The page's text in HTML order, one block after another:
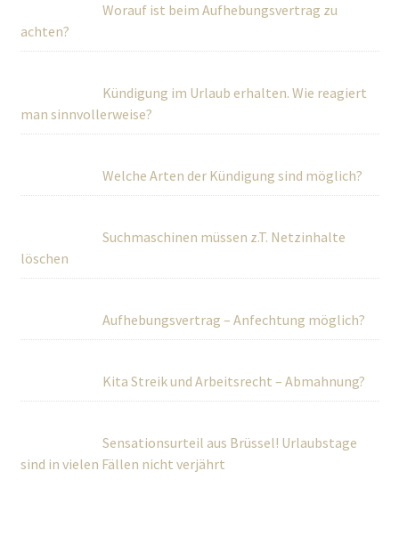
Worauf ist beim Aufhebungsvertrag zu
achten?
Kündigung im Urlaub erhalten. Wie reagiert
man sinnvollerweise?
Welche Arten der Kündigung sind möglich?
Suchmaschinen müssen z.T. Netzinhalte
löschen
Aufhebungsvertrag – Anfechtung möglich?
Kita Streik und Arbeitsrecht – Abmahnung?
Sensationsurteil aus Brüssel! Urlaubstage
sind in vielen Fällen nicht verjährt